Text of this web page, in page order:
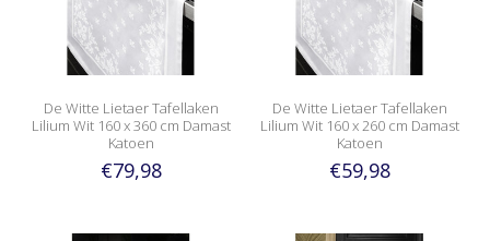
De Witte Lietaer Tafellaken
Lilium Wit 160 x 360 cm Damast
Katoen
€79,98
De Witte Lietaer Tafellaken
Lilium Wit 160 x 260 cm Damast
Katoen
€59,98